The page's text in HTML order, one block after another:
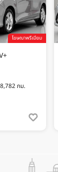
โฆษณาพรีเมียม
กม.